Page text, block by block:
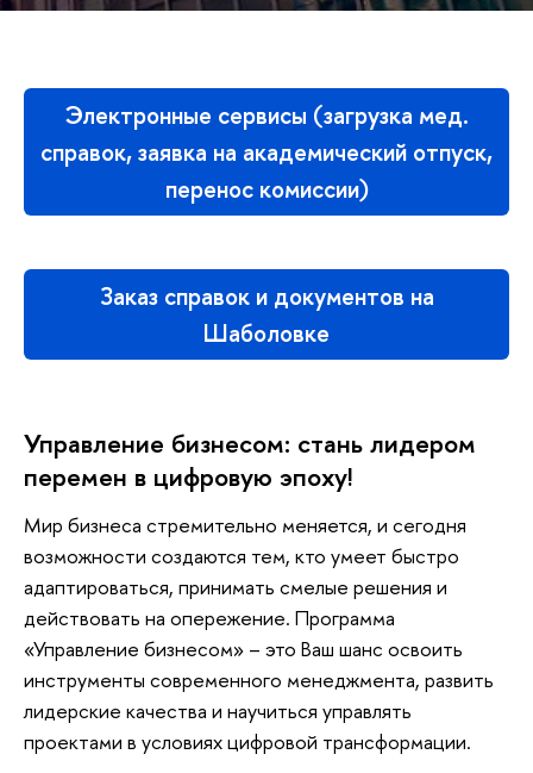
Электронные сервисы (загрузка мед.
справок, заявка на академический отпуск,
перенос комиссии)
Заказ справок и документов на
Шаболовке
Управление бизнесом: стань лидером
перемен в цифровую эпоху!
Мир бизнеса стремительно меняется, и сегодня
возможности создаются тем, кто умеет быстро
адаптироваться, принимать смелые решения и
действовать на опережение. Программа
«Управление бизнесом» – это Ваш шанс освоить
инструменты современного менеджмента, развить
лидерские качества и научиться управлять
проектами в условиях цифровой трансформации.